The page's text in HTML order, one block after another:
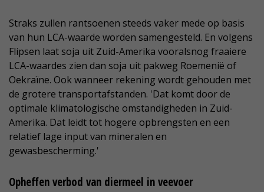
Straks zullen rantsoenen steeds vaker mede op basis
van hun LCA-waarde worden samengesteld. En volgens
Flipsen laat soja uit Zuid-Amerika vooralsnog fraaiere
LCA-waardes zien dan soja uit pakweg Roemenië of
Oekraïne. Ook wanneer rekening wordt gehouden met
de grotere transportafstanden. 'Dat komt door de
optimale klimatologische omstandigheden in Zuid-
Amerika. Dat leidt tot hogere opbrengsten en een
relatief lage input van mineralen en
gewasbescherming.'
Opheffen verbod van diermeel in veevoer